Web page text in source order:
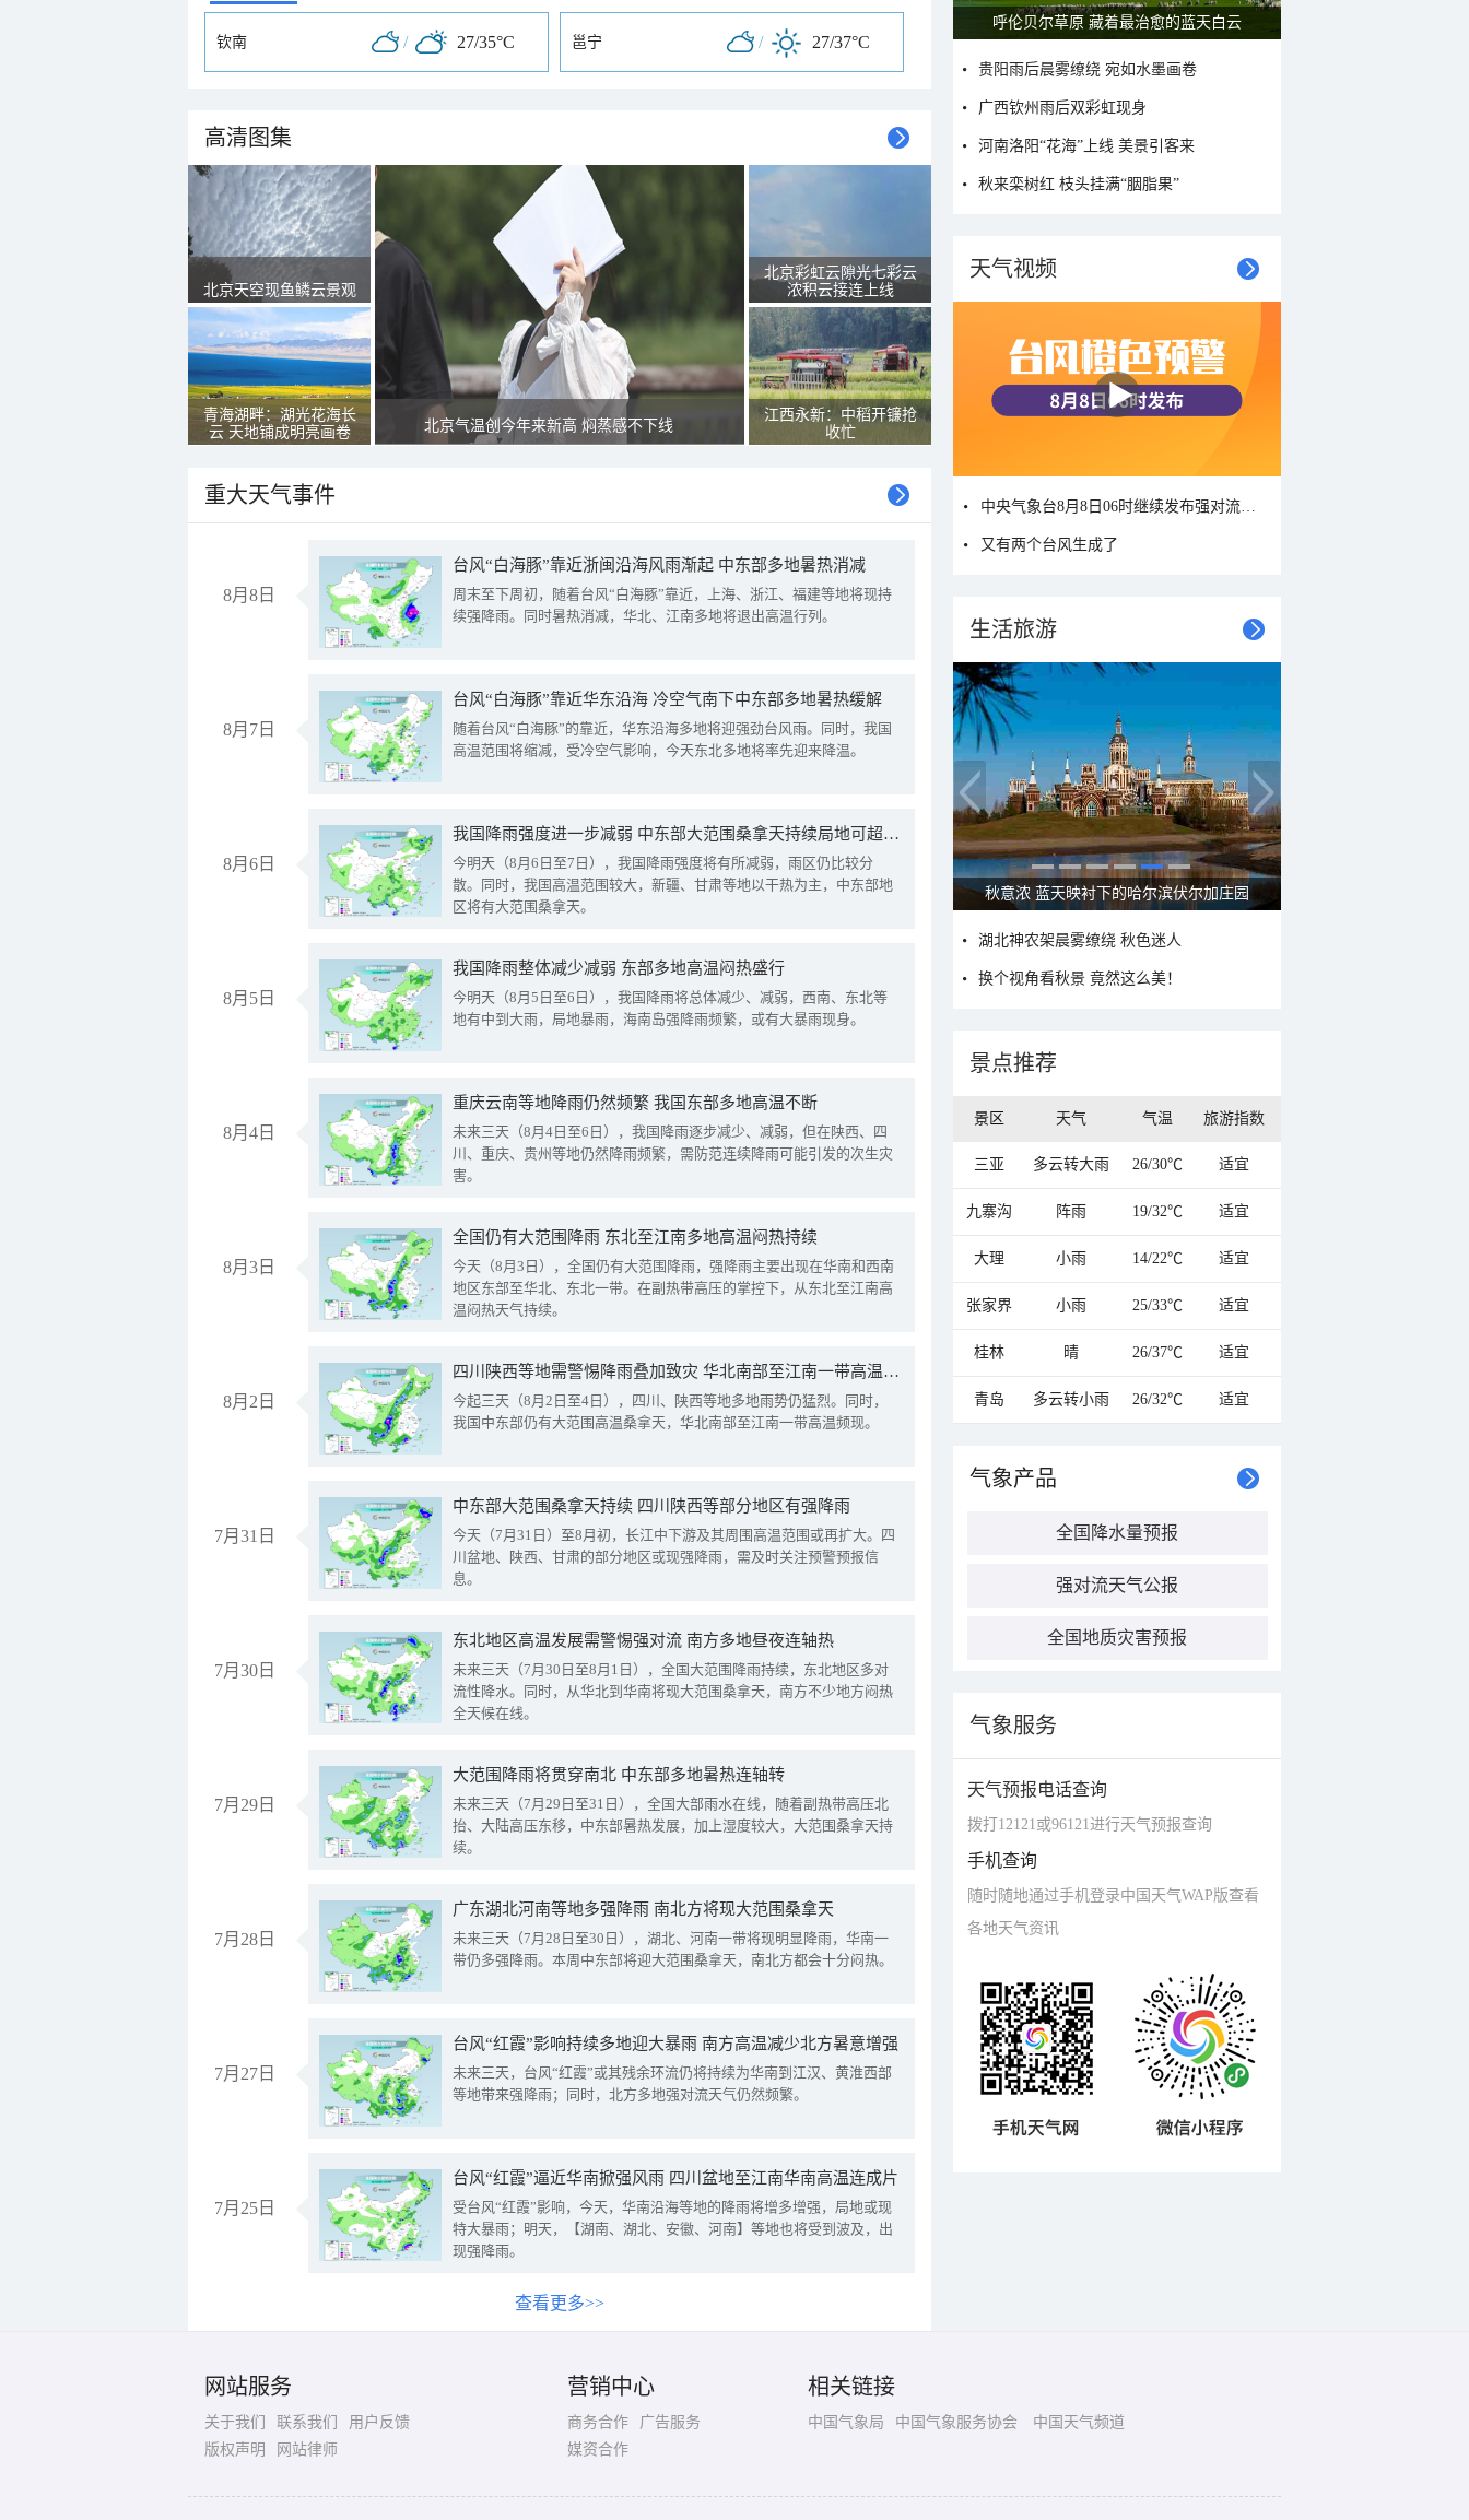
钦南 / 27/35°C 邕宁 / 27/37°C
高清图集
北京天空现鱼鳞云景观
青海湖畔：湖光花海长
云 天地铺成明亮画卷
北京气温创今年来新高 焖蒸感不下线
北京彩虹云隙光七彩云
浓积云接连上线
江西永新：中稻开镰抢
收忙
重大天气事件
8月8日
台风“白海豚”靠近浙闽沿海风雨渐起 中东部多地暑热消减
周末至下周初，随着台风“白海豚”靠近，上海、浙江、福建等地将现持
续强降雨。同时暑热消减，华北、江南多地将退出高温行列。
8月7日
台风“白海豚”靠近华东沿海 冷空气南下中东部多地暑热缓解
随着台风“白海豚”的靠近，华东沿海多地将迎强劲台风雨。同时，我国
高温范围将缩减，受冷空气影响，今天东北多地将率先迎来降温。
8月6日
我国降雨强度进一步减弱 中东部大范围桑拿天持续局地可超38℃
今明天（8月6日至7日），我国降雨强度将有所减弱，雨区仍比较分
散。同时，我国高温范围较大，新疆、甘肃等地以干热为主，中东部地
区将有大范围桑拿天。
8月5日
我国降雨整体减少减弱 东部多地高温闷热盛行
今明天（8月5日至6日），我国降雨将总体减少、减弱，西南、东北等
地有中到大雨，局地暴雨，海南岛强降雨频繁，或有大暴雨现身。
8月4日
重庆云南等地降雨仍然频繁 我国东部多地高温不断
未来三天（8月4日至6日），我国降雨逐步减少、减弱，但在陕西、四
川、重庆、贵州等地仍然降雨频繁，需防范连续降雨可能引发的次生灾
害。
8月3日
全国仍有大范围降雨 东北至江南多地高温闷热持续
今天（8月3日），全国仍有大范围降雨，强降雨主要出现在华南和西南
地区东部至华北、东北一带。在副热带高压的掌控下，从东北至江南高
温闷热天气持续。
8月2日
四川陕西等地需警惕降雨叠加致灾 华北南部至江南一带高温频现
今起三天（8月2日至4日），四川、陕西等地多地雨势仍猛烈。同时，
我国中东部仍有大范围高温桑拿天，华北南部至江南一带高温频现。
7月31日
中东部大范围桑拿天持续 四川陕西等部分地区有强降雨
今天（7月31日）至8月初，长江中下游及其周围高温范围或再扩大。四
川盆地、陕西、甘肃的部分地区或现强降雨，需及时关注预警预报信
息。
7月30日
东北地区高温发展需警惕强对流 南方多地昼夜连轴热
未来三天（7月30日至8月1日），全国大范围降雨持续，东北地区多对
流性降水。同时，从华北到华南将现大范围桑拿天，南方不少地方闷热
全天候在线。
7月29日
大范围降雨将贯穿南北 中东部多地暑热连轴转
未来三天（7月29日至31日），全国大部雨水在线，随着副热带高压北
抬、大陆高压东移，中东部暑热发展，加上湿度较大，大范围桑拿天持
续。
7月28日
广东湖北河南等地多强降雨 南北方将现大范围桑拿天
未来三天（7月28日至30日），湖北、河南一带将现明显降雨，华南一
带仍多强降雨。本周中东部将迎大范围桑拿天，南北方都会十分闷热。
7月27日
台风“红霞”影响持续多地迎大暴雨 南方高温减少北方暑意增强
未来三天，台风“红霞”或其残余环流仍将持续为华南到江汉、黄淮西部
等地带来强降雨；同时，北方多地强对流天气仍然频繁。
7月25日
台风“红霞”逼近华南掀强风雨 四川盆地至江南华南高温连成片
受台风“红霞”影响，今天，华南沿海等地的降雨将增多增强，局地或现
特大暴雨；明天，【湖南、湖北、安徽、河南】等地也将受到波及，出
现强降雨。
查看更多>>
呼伦贝尔草原 藏着最治愈的蓝天白云
贵阳雨后晨雾缭绕 宛如水墨画卷
广西钦州雨后双彩虹现身
河南洛阳“花海”上线 美景引客来
秋来栾树红 枝头挂满“胭脂果”
天气视频
又有两个台风生成了
生活旅游
秋意浓 蓝天映衬下的哈尔滨伏尔加庄园
湖北神农架晨雾缭绕 秋色迷人
换个视角看秋景 竟然这么美！
景点推荐
景区 天气 气温 旅游指数
三亚 多云转大雨 26/30℃ 适宜
九寨沟 阵雨 19/32℃ 适宜
大理 小雨 14/22℃ 适宜
张家界 小雨 25/33℃ 适宜
桂林 晴 26/37℃ 适宜
青岛 多云转小雨 26/32℃ 适宜
气象产品
全国降水量预报
强对流天气公报
全国地质灾害预报
气象服务
天气预报电话查询
拨打12121或96121进行天气预报查询
手机查询
随时随地通过手机登录中国天气WAP版查看
各地天气资讯
网站服务
关于我们 联系我们
用户反馈
版权声明
网站律师
营销中心
商务合作
广告服务
媒资合作
相关链接
中国气象局 中国气象服务协会 中国天气频道